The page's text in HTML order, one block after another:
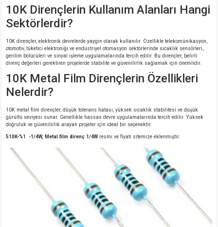
10K Dirençlerin Kullanım Alanları Hangi
Sektörlerdir?
10K dirençler, elektronik devrelerde yaygın olarak kullanılır. Özellikle telekomünikasyon,
otomotiv, tüketici elektroniği ve endüstriyel otomasyon sektörlerinde sıcaklık sensörleri,
gerilim bölücüleri ve sinyal işleme uygulamalarında tercih edilir. Bu dirençler, belirli
direnç değerleri gerektiren projelerde stabilite ve güvenilirlik sağlamak için önemlidir.
10K Metal Film Dirençlerin Özellikleri
Nelerdir?
10K metal film dirençler, düşük tolerans hatası, yüksek sıcaklık stabilitesi ve düşük
gürültü seviyesi sunar. Genellikle hassas devre uygulamalarında tercih edilir. Yüksek
doğruluk ve güvenilirlik arayan projeler için ideal bir seçenektir.
510K-%1 -1/4W, Metal film direnç 1/4Wresmi ve fiyatı sitemize eklenmiştir.